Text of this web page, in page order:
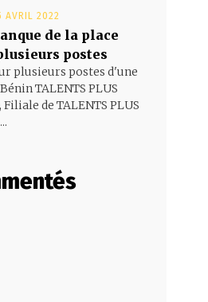
AVRIL 2022
de la place
postes
plusieurs postes d'une
TALENTS PLUS
Filiale de TALENTS PLUS